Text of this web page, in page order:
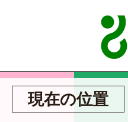
現在の位置